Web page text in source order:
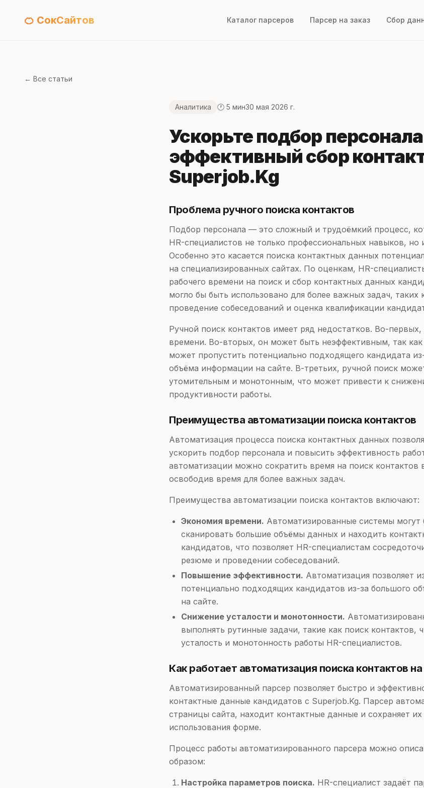
🍊 СокСайтов Каталог парсеров Парсер на заказ Сбор
← Все статьи
Аналитика 🕐 5 мин30 мая 2026 г.
Ускорьте подбор
эффективный сбор
Superjob.Kg
Проблема ручного поиска контактов
Подбор персонала — это сложный и трудоёмкий процесс,
HR-специалистов не только профессиональных навыков, но
Особенно это касается поиска контактных данных
на специализированных сайтах. По оценкам, HR-
рабочего времени на поиск и сбор контактных данных
могло бы быть использовано для более важных задач, таких
проведение собеседований и оценка квалификации
Ручной поиск контактов имеет ряд недостатков. Во-
времени. Во-вторых, он может быть неэффективным, так как
может пропустить потенциально подходящего кандидата
объёма информации на сайте. В-третьих, ручной поиск
утомительным и монотонным, что может привести к
продуктивности работы.
Преимущества автоматизации поиска контактов
Автоматизация процесса поиска контактных данных
ускорить подбор персонала и повысить эффективность
автоматизации можно сократить время на поиск контактов
освободив время для более важных задач.
Преимущества автоматизации поиска контактов включают:
Экономия времени. Автоматизированные системы могут
сканировать большие объёмы данных и находить
кандидатов, что позволяет HR-специалистам
резюме и проведении собеседований.
Повышение эффективности. Автоматизация позволяет
потенциально подходящих кандидатов из-за большого
на сайте.
Снижение усталости и монотонности.
выполнять рутинные задачи, такие как поиск контактов,
усталость и монотонность работы HR-специалистов.
Как работает автоматизация поиска контактов
Автоматизированный парсер позволяет быстро и
контактные данные кандидатов с Superjob.Kg. Парсер
страницы сайта, находит контактные данные и сохраняет
использования форме.
Процесс работы автоматизированного парсера можно
образом:
Настройка параметров поиска. HR-специалист задаёт